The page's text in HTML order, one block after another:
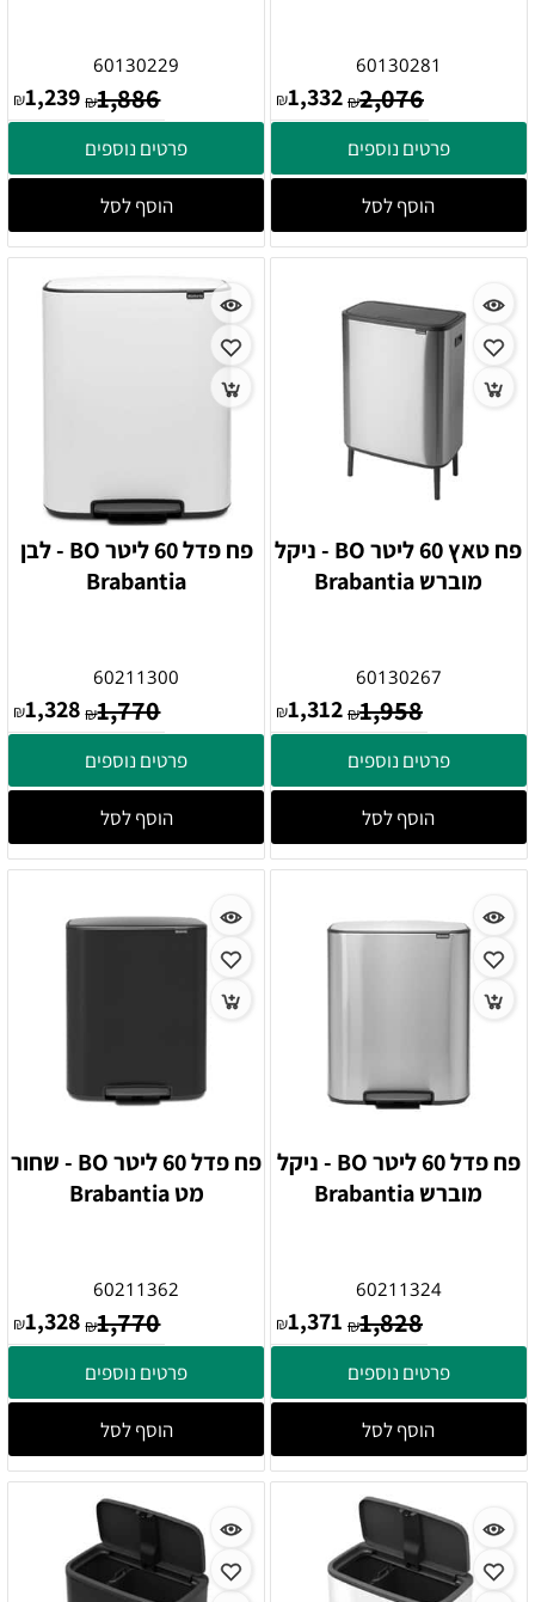
60130281
₪2,076
₪1,332
פרטים נוספים
הוסף לסל
60130229
₪1,886
₪1,239
פרטים נוספים
הוסף לסל
פח טאץ 60 ליטר BO - ניקל
מוברש Brabantia
60130267
₪1,958
₪1,312
פרטים נוספים
הוסף לסל
פח פדל 60 ליטר BO - לבן
Brabantia
60211300
₪1,770
₪1,328
פרטים נוספים
הוסף לסל
פח פדל 60 ליטר BO - ניקל
מוברש‏ Brabantia
60211324
₪1,828
₪1,371
פרטים נוספים
הוסף לסל
פח פדל 60 ליטר BO - שחור
מט Brabantia
60211362
₪1,770
₪1,328
פרטים נוספים
הוסף לסל